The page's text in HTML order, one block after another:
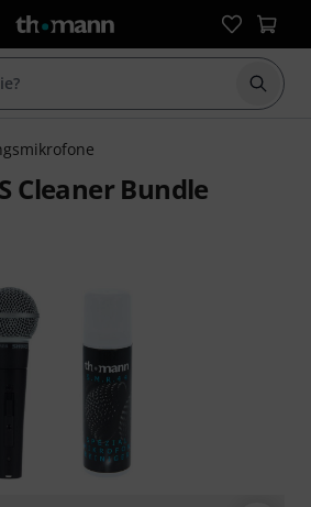
Suche
Cleaner Bundle
5 Sternen aus 266 Kundenbewertungen